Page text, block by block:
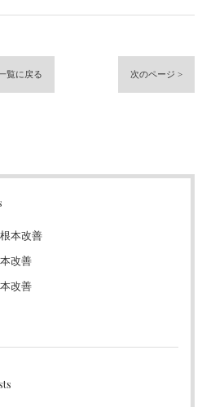
覧に戻る 次のページ >
本改善
改善
改善